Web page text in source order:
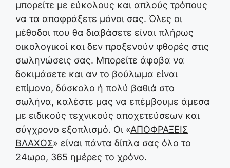
μπορείτε με εύκολους και απλούς τρόπους
να τα αποφράξετε μόνοι σας. Όλες οι
μέθοδοι που θα διαβάσετε είναι πλήρως
οικολογικοί και δεν προξενούν φθορές στις
σωληνώσεις σας. Μπορείτε άφοβα να
δοκιμάσετε και αν το βούλωμα είναι
επίμονο, δύσκολο ή πολύ βαθιά στο
σωλήνα, καλέστε μας να επέμβουμε άμεσα
με ειδικούς τεχνικούς αποχετεύσεων και
σύγχρονο εξοπλισμό. Οι «ΑΠΟΦΡΑΞΕΙΣ
ΒΛΑΧΟΣ» είναι πάντα δίπλα σας όλο το
24ωρο, 365 ημέρες το χρόνο.